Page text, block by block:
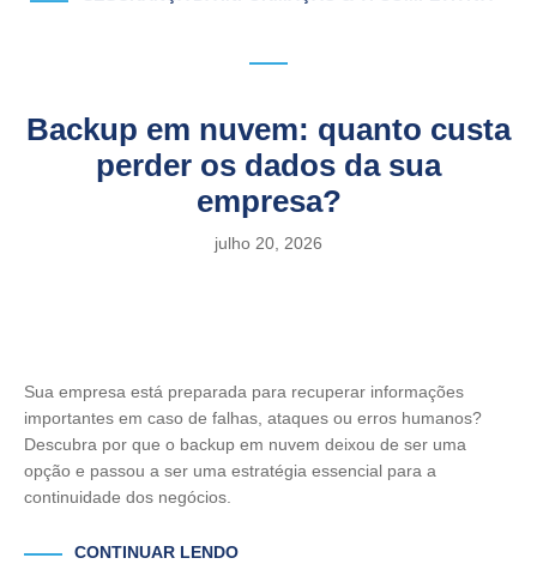
Backup em nuvem: quanto custa
perder os dados da sua
empresa?
julho 20, 2026
Sua empresa está preparada para recuperar informações
importantes em caso de falhas, ataques ou erros humanos?
Descubra por que o backup em nuvem deixou de ser uma
opção e passou a ser uma estratégia essencial para a
continuidade dos negócios.
CONTINUAR LENDO